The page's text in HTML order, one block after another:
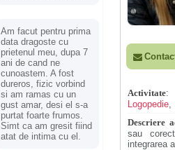
Am facut pentru prima
data dragoste cu
prietenul meu, dupa 7
ani de cand ne
cunoastem. A fost
dureros, fizic vorbind
si am ramas cu un
gust amar, desi el s-a
purtat foarte frumos.
Simt ca am gresit fiind
atat de intima cu el.
Activitate
Logopedie,
Descriere
sau
integrarea